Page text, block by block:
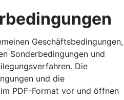
Geschäftsbedingungen,
Sonderbedingungen und
Die
und die
PDF-Format vor und öffnen